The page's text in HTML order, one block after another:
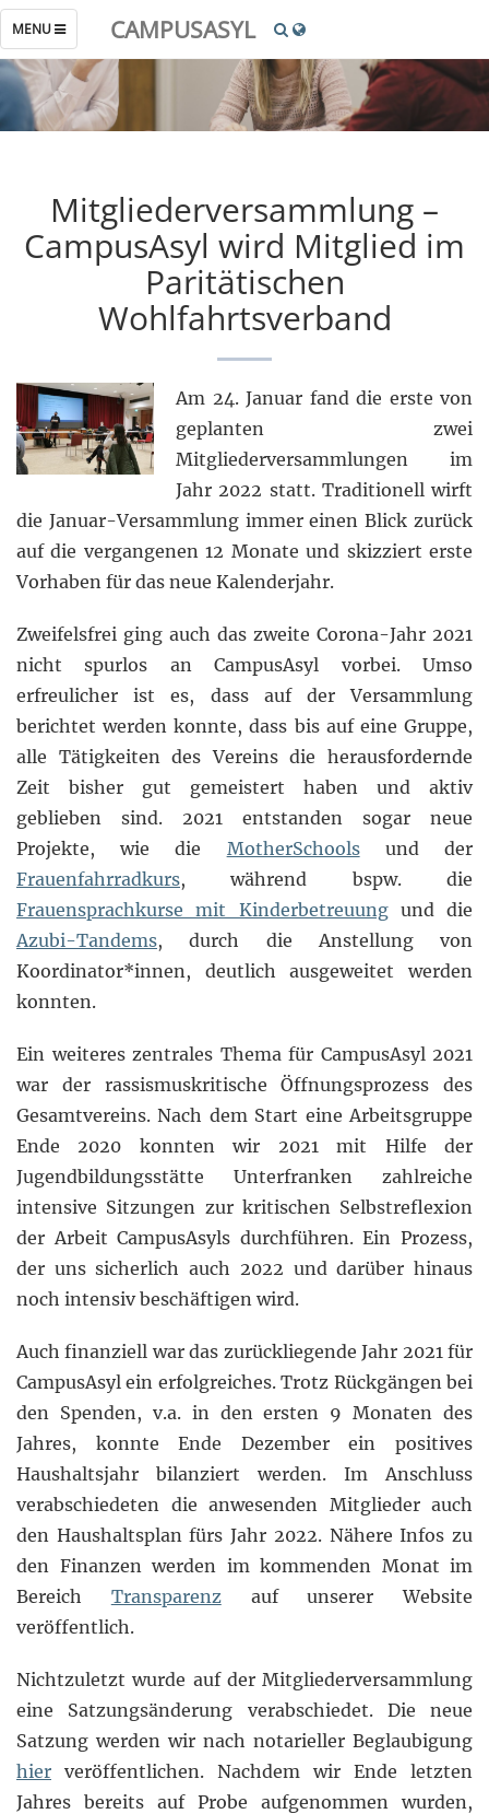
TOGGLE
NAVIGATION
MENU CAMPUSASYL
Mitgliederversammlung –
CampusAsyl wird Mitglied im
Paritätischen
Wohlfahrtsverband
Am 24. Januar fand die erste von
geplanten zwei
Mitgliederversammlungen im
Jahr 2022 statt. Traditionell wirft
die Januar-Versammlung immer einen Blick zurück
auf die vergangenen 12 Monate und skizziert erste
Vorhaben für das neue Kalenderjahr.
Zweifelsfrei ging auch das zweite Corona-Jahr 2021
nicht spurlos an CampusAsyl vorbei. Umso
erfreulicher ist es, dass auf der Versammlung
berichtet werden konnte, dass bis auf eine Gruppe,
alle Tätigkeiten des Vereins die herausfordernde
Zeit bisher gut gemeistert haben und aktiv
geblieben sind. 2021 entstanden sogar neue
Projekte, wie die MotherSchoolsund der
Frauenfahrradkurs, während bspw. die
Frauensprachkurse mit Kinderbetreuungund die
Azubi-Tandems, durch die Anstellung von
Koordinator*innen, deutlich ausgeweitet werden
konnten.
Ein weiteres zentrales Thema für CampusAsyl 2021
war der rassismuskritische Öffnungsprozess des
Gesamtvereins. Nach dem Start eine Arbeitsgruppe
Ende 2020 konnten wir 2021 mit Hilfe der
Jugendbildungsstätte Unterfranken zahlreiche
intensive Sitzungen zur kritischen Selbstreflexion
der Arbeit CampusAsyls durchführen. Ein Prozess,
der uns sicherlich auch 2022 und darüber hinaus
noch intensiv beschäftigen wird.
Auch finanziell war das zurückliegende Jahr 2021 für
CampusAsyl ein erfolgreiches. Trotz Rückgängen bei
den Spenden, v.a. in den ersten 9 Monaten des
Jahres, konnte Ende Dezember ein positives
Haushaltsjahr bilanziert werden. Im Anschluss
verabschiedeten die anwesenden Mitglieder auch
den Haushaltsplan fürs Jahr 2022. Nähere Infos zu
den Finanzen werden im kommenden Monat im
Bereich Transparenzauf unserer Website
veröffentlich.
Nichtzuletzt wurde auf der Mitgliederversammlung
eine Satzungsänderung verabschiedet. Die neue
Satzung werden wir nach notarieller Beglaubigung
hier veröffentlichen. Nachdem wir Ende letzten
Jahres bereits auf Probe aufgenommen wurden,